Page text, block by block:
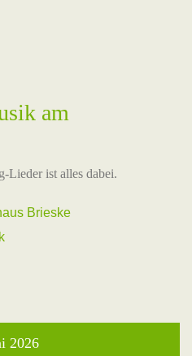
am
Lieder ist alles dabei.
Brieske
2026